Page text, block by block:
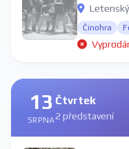
Činohra
13
SRPNA
Čtvrtek
2 představení